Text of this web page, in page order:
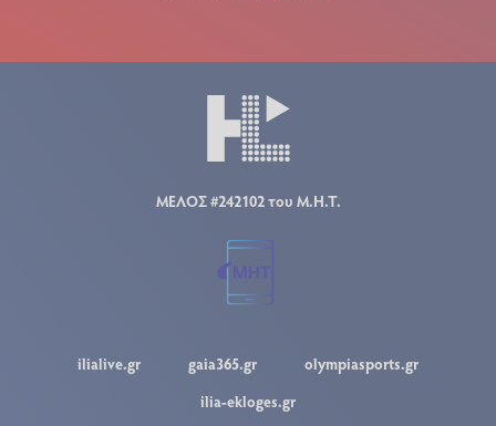
ΜΕΛΟΣ #242102 του Μ.Η.Τ.
ilialive.gr gaia365.gr
olympiasports.gr
ilia-ekloges.gr